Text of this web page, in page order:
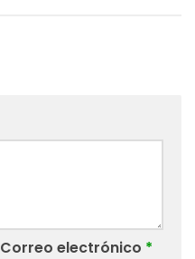
Correo electrónico *